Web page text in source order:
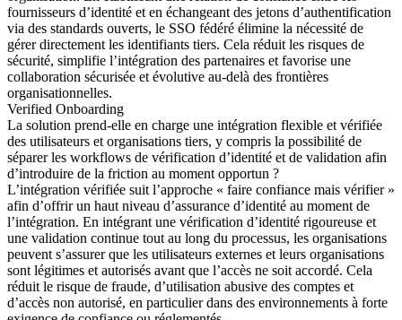
fournisseurs d’identité et en échangeant des jetons d’authentification
via des standards ouverts, le SSO fédéré élimine la nécessité de
gérer directement les identifiants tiers. Cela réduit les risques de
sécurité, simplifie l’intégration des partenaires et favorise une
collaboration sécurisée et évolutive au-delà des frontières
organisationnelles.
Verified Onboarding
La solution prend-elle en charge une intégration flexible et vérifiée
des utilisateurs et organisations tiers, y compris la possibilité de
séparer les workflows de vérification d’identité et de validation afin
d’introduire de la friction au moment opportun ?
L’intégration vérifiée suit l’approche « faire confiance mais vérifier »
afin d’offrir un haut niveau d’assurance d’identité au moment de
l’intégration. En intégrant une vérification d’identité rigoureuse et
une validation continue tout au long du processus, les organisations
peuvent s’assurer que les utilisateurs externes et leurs organisations
sont légitimes et autorisés avant que l’accès ne soit accordé. Cela
réduit le risque de fraude, d’utilisation abusive des comptes et
d’accès non autorisé, en particulier dans des environnements à forte